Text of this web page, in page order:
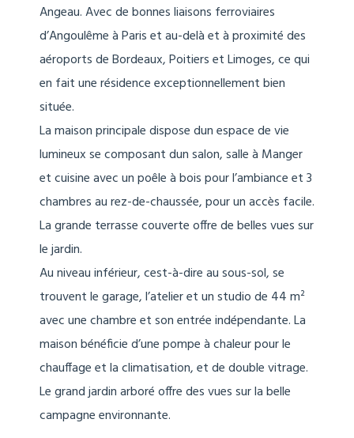
Angeau. Avec de bonnes liaisons ferroviaires
d’Angoulême à Paris et au-delà et à proximité des
aéroports de Bordeaux, Poitiers et Limoges, ce qui
en fait une résidence exceptionnellement bien
située.
La maison principale dispose dun espace de vie
lumineux se composant dun salon, salle à Manger
et cuisine avec un poêle à bois pour l’ambiance et 3
chambres au rez-de-chaussée, pour un accès facile.
La grande terrasse couverte offre de belles vues sur
le jardin.
Au niveau inférieur, cest-à-dire au sous-sol, se
trouvent le garage, l’atelier et un studio de 44 m²
avec une chambre et son entrée indépendante. La
maison bénéficie d’une pompe à chaleur pour le
chauffage et la climatisation, et de double vitrage.
Le grand jardin arboré offre des vues sur la belle
campagne environnante.